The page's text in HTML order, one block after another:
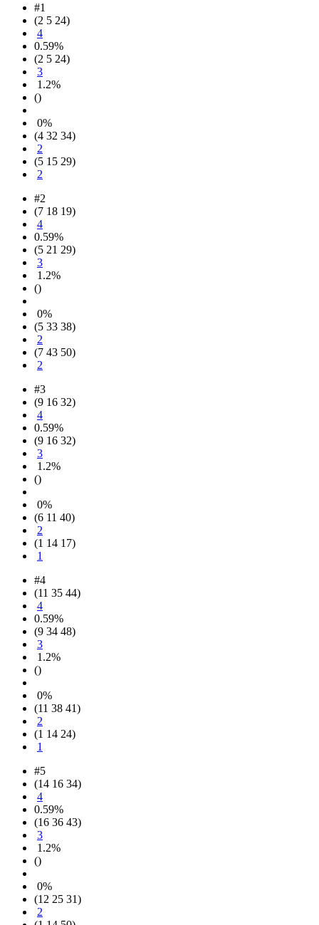
#1
(2 5 24)
4
0.59%
(2 5 24)
3
1.2%
()
0%
(4 32 34)
2
(5 15 29)
2
#2
(7 18 19)
4
0.59%
(5 21 29)
3
1.2%
()
0%
(5 33 38)
2
(7 43 50)
2
#3
(9 16 32)
4
0.59%
(9 16 32)
3
1.2%
()
0%
(6 11 40)
2
(1 14 17)
1
#4
(11 35 44)
4
0.59%
(9 34 48)
3
1.2%
()
0%
(11 38 41)
2
(1 14 24)
1
#5
(14 16 34)
4
0.59%
(16 36 43)
3
1.2%
()
0%
(12 25 31)
2